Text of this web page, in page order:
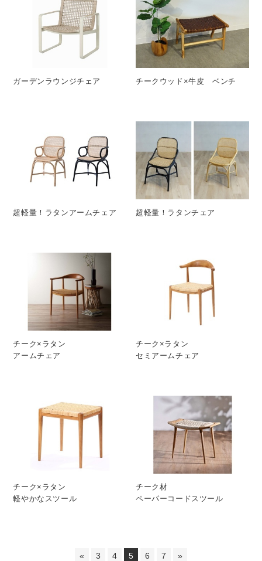
ガーデンラウンジチェア チークウッド×牛皮 ベンチ
超軽量！ラタンアームチェア 超軽量！ラタンチェア
チーク×ラタン
アームチェア
チーク×ラタン
セミアームチェア
チーク×ラタン
軽やかなスツール
チーク材
ペーパーコードスツール
« 3 4 5 6 7 »